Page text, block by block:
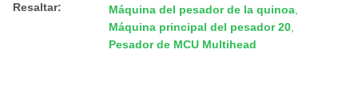
Resaltar: Máquina del pesador de la quinoa
Máquina principal del pesador 20
Pesador de MCU Multihead